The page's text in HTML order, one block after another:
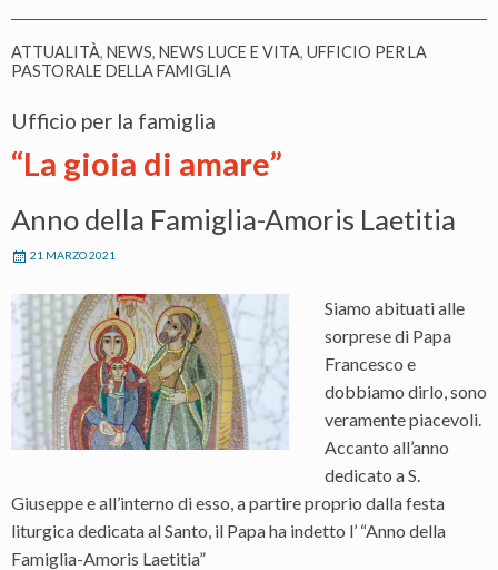
ATTUALITÀ, NEWS, NEWS LUCE E VITA, UFFICIO PER LA
PASTORALE DELLA FAMIGLIA
Ufficio per la famiglia
“La gioia di amare”
Anno della Famiglia-Amoris Laetitia
21 MARZO 2021
Siamo abituati alle
sorprese di Papa
Francesco e
dobbiamo dirlo, sono
veramente piacevoli.
Accanto all’anno
dedicato a S.
Giuseppe e all’interno di esso, a partire proprio dalla festa
liturgica dedicata al Santo, il Papa ha indetto l’ “Anno della
Famiglia-Amoris Laetitia”